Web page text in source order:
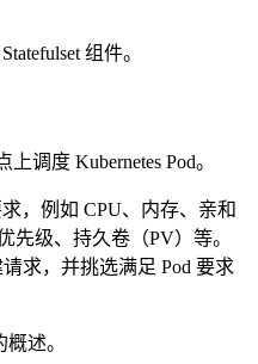
组件。
调度 Kubernetes Pod。
，例如 CPU、内存、亲和
先级、持久卷（PV）等。
求，并挑选满足 Pod 要求
述。